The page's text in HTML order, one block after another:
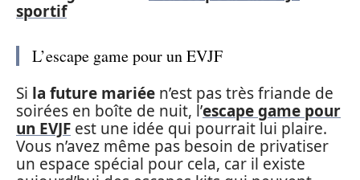
sportif
L’escape game pour un EVJF
Si la future mariée n’est pas très friande de
soirées en boîte de nuit, l’escape game pour
un EVJF est une idée qui pourrait lui plaire.
Vous n’avez même pas besoin de privatiser
un espace spécial pour cela, car il existe